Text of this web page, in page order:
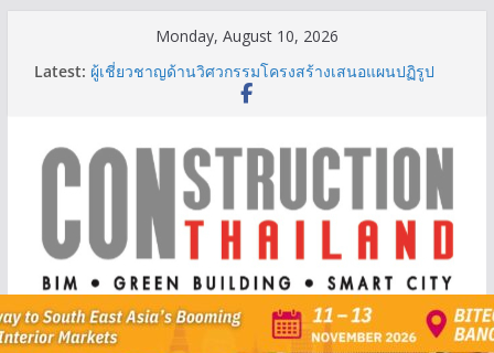
Monday, August 10, 2026
Latest: ผู้เชี่ยวชาญด้านวิศวกรรมโครงสร้างเสนอแผนปฏิรูป
มาตรฐานตั้งแต่การออกแบบถึงการตรวจสอบอาคารไทย
เติบโต 377% ชี้ดีมานด์ภูเก็ตยังแกร่ง
BCT Expo 2026 ชูแนวคิด “Empowering Net Zero in
Construction & Mining” ขับเคลื่อนอุตสาหกรรม
ก่อสร้างและเหมืองแร่สู่สังคมคาร์บอนต่ำอย่างยั่งยืน
ลลิล พร็อพเพอร์ตี้ ก้าวสู่ปีที่ 40 ยึดลูกค้าเป็นศูนย์กลาง
IHG Hotels & Resorts เปิดตัว ฮอลิเดย์ อินน์ เอ็กซ์เพรส
อ่าวนางแห่งแรกในกระบี่